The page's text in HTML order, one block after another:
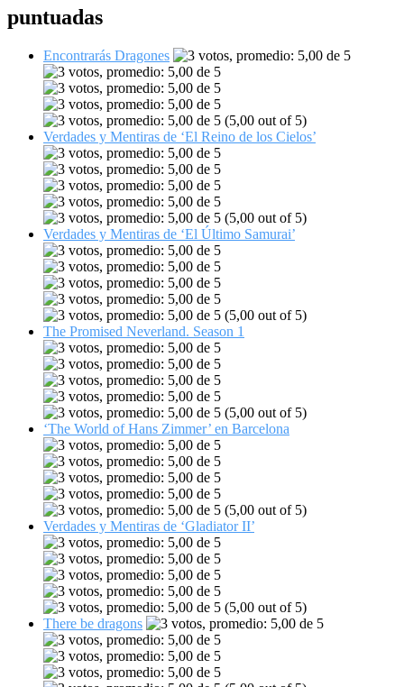
puntuadas
Encontrarás Dragones
(5,00 out of 5)
Verdades y Mentiras de ‘El Reino de los Cielos’
(5,00 out of 5)
Verdades y Mentiras de ‘El Último Samurai’
(5,00 out of 5)
The Promised Neverland. Season 1
(5,00 out of 5)
‘The World of Hans Zimmer’ en Barcelona
(5,00 out of 5)
Verdades y Mentiras de ‘Gladiator II’
(5,00 out of 5)
There be dragons